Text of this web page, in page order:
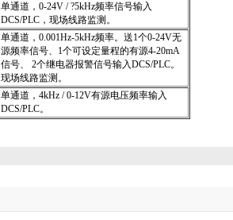
单通道，0-24V /?5kHz频率信号输入
DCS/PLC，现场线路监测。
单通道，0.001Hz-5kHz频率。送1个0-24V无
源频率信号、1个可设定量程的有源4-20mA
信号、 2个继电器报警信号输入DCS/PLC。
现场线路监测。
单通道，4kHz / 0-12V有源电压频率输入
DCS/PLC。